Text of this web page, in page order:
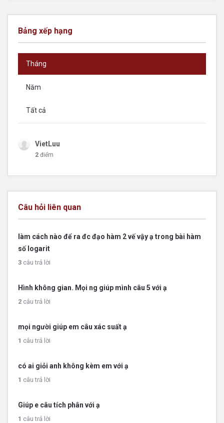
Bảng xếp hạng
Tháng
Năm
Tất cả
VietLuu
2 điểm
Câu hỏi liên quan
làm cách nào để ra đc đạo hàm 2 vế vậy ạ trong bài hàm
số logarit
3 câu trả lời
Hình không gian. Mọi ng giúp mình câu 5 với ạ
2 câu trả lời
mọi người giúp em câu xác suất ạ
1 câu trả lời
có ai giỏi anh không kèm em với ạ
1 câu trả lời
Giúp e câu tích phân với ạ
1 câu trả lời